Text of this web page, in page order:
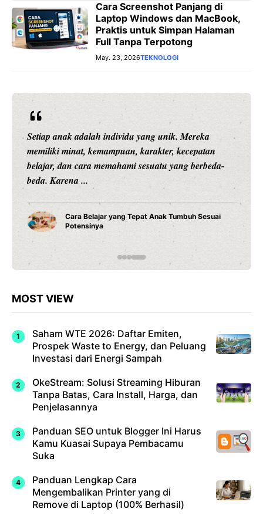
Cara Screenshot Panjang di
Laptop Windows dan MacBook,
Praktis untuk Simpan Halaman
Full Tanpa Terpotong
May. 23, 2026TEKNOLOGI
Setiap anak adalah individu yang unik. Mereka
memiliki minat, kemampuan, karakter, kecepatan
belajar, dan cara memahami sesuatu yang berbeda-
beda. Karena ...
Cara Belajar yang Tepat Anak Tumbuh Sesuai
Potensinya
MOST VIEW
Saham WTE 2026: Daftar Emiten,
Prospek Waste to Energy, dan Peluang
Investasi dari Energi Sampah
OkeStream: Solusi Streaming Hiburan
Tanpa Batas, Cara Install, Harga, dan
Penjelasannya
Panduan SEO untuk Blogger Ini Harus
Kamu Kuasai Supaya Pembacamu
Suka
Panduan Lengkap Cara
Mengembalikan Printer yang di
Remove di Laptop (100% Berhasil)